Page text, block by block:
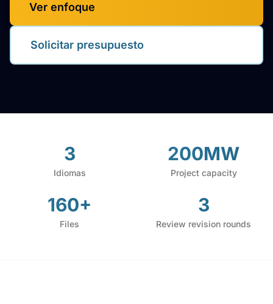
Ver enfoque
Solicitar presupuesto
3
Idiomas
200MW
Project capacity
160+
Files
3
Review revision rounds